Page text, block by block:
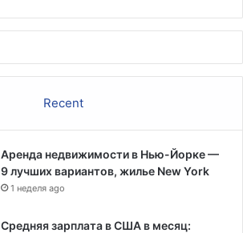
Recent
Аренда недвижимости в Нью-Йорке —
9 лучших вариантов, жилье New York
1 неделя ago
Средняя зарплата в США в месяц: